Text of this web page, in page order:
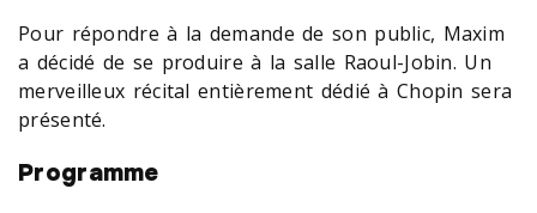
Pour répondre à la demande de son public, Maxim
a décidé de se produire à la salle Raoul-Jobin. Un
merveilleux récital entièrement dédié à Chopin sera
présenté.
Programme